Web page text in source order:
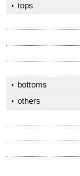
tops
bottoms
others